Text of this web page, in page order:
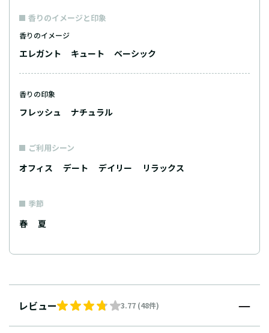
香りのイメージと印象
香りのイメージ
エレガント キュート ベーシック
香りの印象
フレッシュ ナチュラル
ご利用シーン
オフィス デート デイリー リラックス
季節
春 夏
レビュー 3.77 (48件)